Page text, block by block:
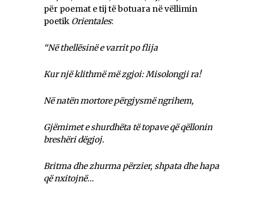
për poemat e tij të botuara në vëllimin
poetik Orientales:
“Në thellësinë e varrit po flija
Kur një klithmë më zgjoi: Misolongji ra!
Në natën mortore përgjysmë ngrihem,
Gjëmimet e shurdhëta të topave që qëllonin
breshëri dëgjoj.
Britma dhe zhurma përzier, shpata dhe hapa
që nxitojnë…